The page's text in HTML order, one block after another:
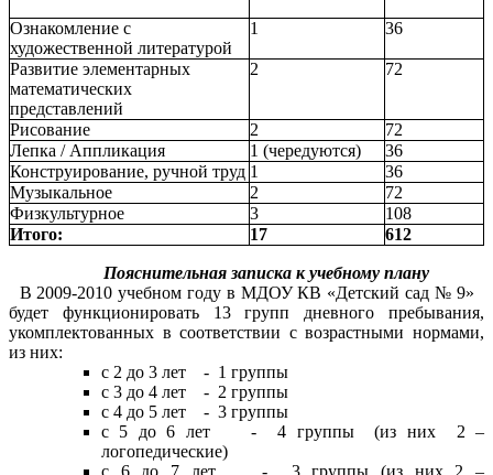
Ознакомление с
художественной литературой
1 36
Развитие элементарных
математических
представлений
2 72
Рисование 2
72
Лепка / Аппликация
1 (чередуются)
36
Конструирование, ручной труд 1
36
Музыкальное
2
72
Физкультурное
3
108
Итого:
17 612
Пояснительная записка к учебному плану
В 2009-2010 учебном году в МДОУ КВ «Детский сад № 9»
будет функционировать 13 групп дневного пребывания,
укомплектованных в соответствии с возрастными нормами,
из них:
с 2 до 3 лет - 1 группы
с 3 до 4 лет - 2 группы
с 4 до 5 лет - 3 группы
с 5 до 6 лет - 4 группы (из них 2 –
логопедические)
с 6 до 7 лет - 3 группы (из них 2 –